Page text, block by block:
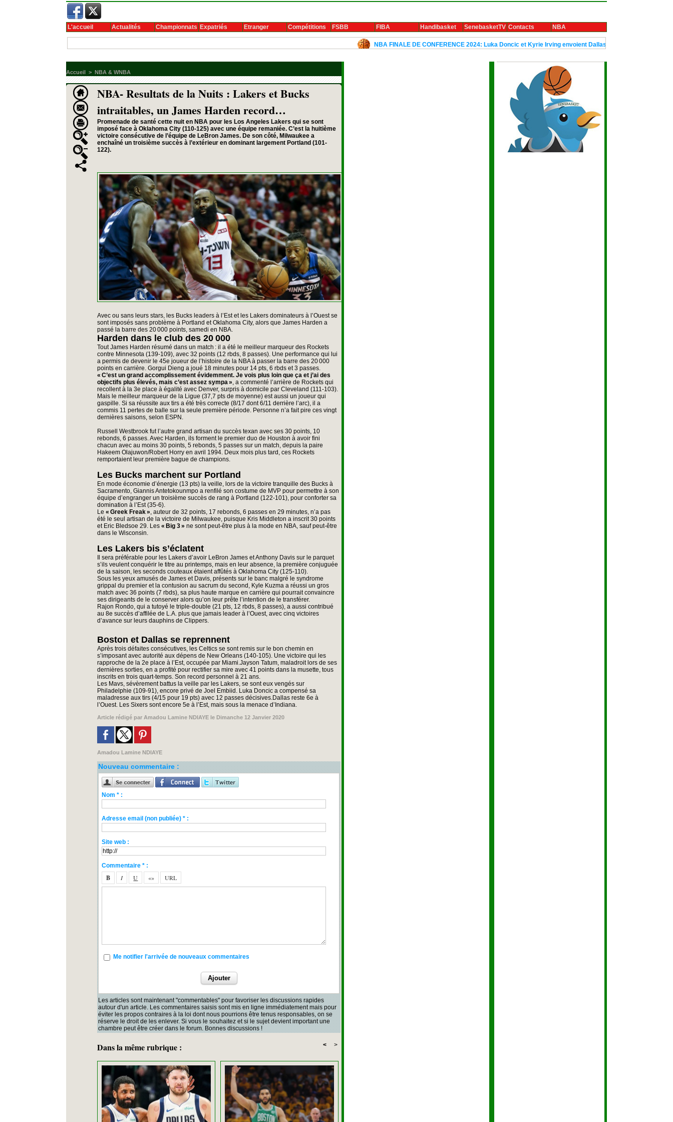
L'accueil Actualités Championnats Expatriés Etranger Compétitions FSBB FIBA Handibasket SenebasketTV Contacts NBA
NBA FINALE DE CONFERENCE 2024: Luka Doncic et Kyrie Irving envoient Dallas en finale
Accueil > NBA & WNBA
NBA- Resultats de la Nuits : Lakers et Bucks
intraitables, un James Harden record…
Promenade de santé cette nuit en NBA pour les Los Angeles Lakers qui se sont
imposé face à Oklahoma City (110-125) avec une équipe remaniée. C’est la huitième
victoire consécutive de l’équipe de LeBron James. De son côté, Milwaukee a
enchaîné un troisième succès à l’extérieur en dominant largement Portland (101-
122).
Avec ou sans leurs stars, les Bucks leaders à l’Est et les Lakers dominateurs à l’Ouest se
sont imposés sans problème à Portland et Oklahoma City, alors que James Harden a
passé la barre des 20 000 points, samedi en NBA.
Harden dans le club des 20 000
Tout James Harden résumé dans un match : il a été le meilleur marqueur des Rockets
contre Minnesota (139-109), avec 32 points (12 rbds, 8 passes). Une performance qui lui
a permis de devenir le 45e joueur de l’histoire de la NBA à passer la barre des 20 000
points en carrière. Gorgui Dieng a joué 18 minutes pour 14 pts, 6 rbds et 3 passes.
« C’est un grand accomplissement évidemment. Je vois plus loin que ça et j’ai des
objectifs plus élevés, mais c’est assez sympa », a commenté l’arrière de Rockets qui
recollent à la 3e place à égalité avec Denver, surpris à domicile par Cleveland (111-103).
Mais le meilleur marqueur de la Ligue (37,7 pts de moyenne) est aussi un joueur qui
gaspille. Si sa réussite aux tirs a été très correcte (8/17 dont 6/11 derrière l’arc), il a
commis 11 pertes de balle sur la seule première période. Personne n’a fait pire ces vingt
dernières saisons, selon ESPN.
Russell Westbrook fut l’autre grand artisan du succès texan avec ses 30 points, 10
rebonds, 6 passes. Avec Harden, ils forment le premier duo de Houston à avoir fini
chacun avec au moins 30 points, 5 rebonds, 5 passes sur un match, depuis la paire
Hakeem Olajuwon/Robert Horry en avril 1994. Deux mois plus tard, ces Rockets
remportaient leur première bague de champions.
Les Bucks marchent sur Portland
En mode économie d’énergie (13 pts) la veille, lors de la victoire tranquille des Bucks à
Sacramento, Giannis Antetokounmpo a renfilé son costume de MVP pour permettre à son
équipe d’engranger un troisième succès de rang à Portland (122-101), pour conforter sa
domination à l’Est (35-6).
Le« Greek Freak », auteur de 32 points, 17 rebonds, 6 passes en 29 minutes, n’a pas
été le seul artisan de la victoire de Milwaukee, puisque Kris Middleton a inscrit 30 points
et Eric Bledsoe 29. Les« Big 3 » ne sont peut-être plus à la mode en NBA, sauf peut-être
dans le Wisconsin.
Les Lakers bis s’éclatent
Il sera préférable pour les Lakers d’avoir LeBron James et Anthony Davis sur le parquet
s’ils veulent conquérir le titre au printemps, mais en leur absence, la première conjuguée
de la saison, les seconds couteaux étaient affûtés à Oklahoma City (125-110).
Sous les yeux amusés de James et Davis, présents sur le banc malgré le syndrome
grippal du premier et la contusion au sacrum du second, Kyle Kuzma a réussi un gros
match avec 36 points (7 rbds), sa plus haute marque en carrière qui pourrait convaincre
ses dirigeants de le conserver alors qu’on leur prête l’intention de le transférer.
Rajon Rondo, qui a tutoyé le triple-double (21 pts, 12 rbds, 8 passes), a aussi contribué
au 8e succès d’affilée de L.A. plus que jamais leader à l’Ouest, avec cinq victoires
d’avance sur leurs dauphins de Clippers.
Boston et Dallas se reprennent
Après trois défaites consécutives, les Celtics se sont remis sur le bon chemin en
s’imposant avec autorité aux dépens de New Orleans (140-105). Une victoire qui les
rapproche de la 2e place à l’Est, occupée par Miami.Jayson Tatum, maladroit lors de ses
dernières sorties, en a profité pour rectifier sa mire avec 41 points dans la musette, tous
inscrits en trois quart-temps. Son record personnel à 21 ans.
Les Mavs, sévèrement battus la veille par les Lakers, se sont eux vengés sur
Philadelphie (109-91), encore privé de Joel Embiid. Luka Doncic a compensé sa
maladresse aux tirs (4/15 pour 19 pts) avec 12 passes décisives.Dallas reste 6e à
l’Ouest. Les Sixers sont encore 5e à l’Est, mais sous la menace d’Indiana.
Article rédigé par Amadou Lamine NDIAYE le Dimanche 12 Janvier 2020
Amadou Lamine NDIAYE
Nouveau commentaire :
Nom * :
Adresse email (non publiée) * :
Site web :
Commentaire * :
Me notifier l'arrivée de nouveaux commentaires
Les articles sont maintenant "commentables" pour favoriser les discussions rapides
autour d'un article. Les commentaires saisis sont mis en ligne immédiatement mais pour
éviter les propos contraires à la loi dont nous pourrions être tenus responsables, on se
réserve le droit de les enlever. Si vous le souhaitez et si le sujet devient important une
chambre peut être créer dans le forum. Bonnes discussions !
Dans la même rubrique : < >